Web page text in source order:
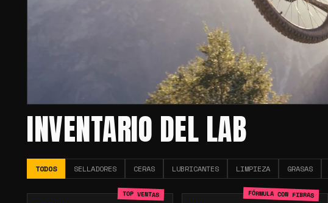
INVENTARIO DEL LAB
TODOS SELLADORES CERAS LUBRICANTES LIMPIEZA GRASAS
TOP VENTAS FÓRMULA CON FIBRAS